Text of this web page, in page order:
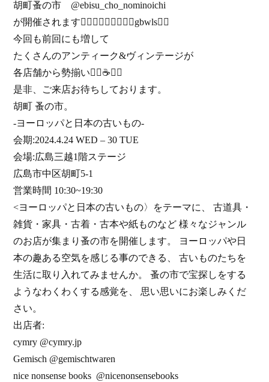
胡町蚤の市 @ebisu_cho_nominoichi
が開催されますgbwls
今回も前回にも増して
たくさんのアンティーク&ヴィンテージが
各店舗から勢揃い☕
是非、ご来店お待ちしております。
胡町 蚤の市。
-ヨーロッパと日本の古いもの-
会期:2024.4.24 WED – 30 TUE
会場:広島三越1階ステージ
広島市中区胡町5-1
営業時間 10:30~19:30
<ヨーロッパと日本の古いもの〉をテーマに、 古道具・
雑貨・家具・古着・古本や紙ものなど 様々なジャンル
のお店が集まり蚤の市を開催します。 ヨーロッパや日
本の趣ある空気を感じる事のできる、 古いものたちを
生活に取り入れてみませんか。 蚤の市で宝探しをする
ようなわくわくする感覚を、 思い思いにお楽しみくだ
さい。
出店者:
cymry @cymry.jp
Gemisch @gemischtwaren
nice nonsense books @nicenonsensebooks